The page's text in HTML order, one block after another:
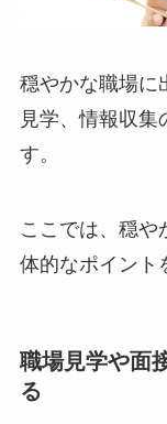
穏やかな職場に
見学、情報収
す。
ここでは、穏や
体的なポイント
職場見学や面
る